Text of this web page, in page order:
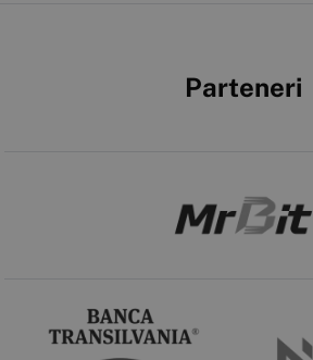
Parteneri